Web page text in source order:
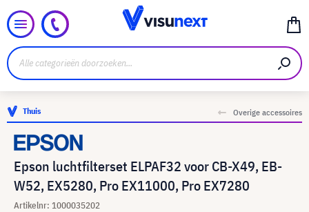
Thuis Overige accessoires
Epson luchtfilterset ELPAF32 voor CB-X49, EB-
W52, EX5280, Pro EX11000, Pro EX7280
Artikelnr: 1000035202